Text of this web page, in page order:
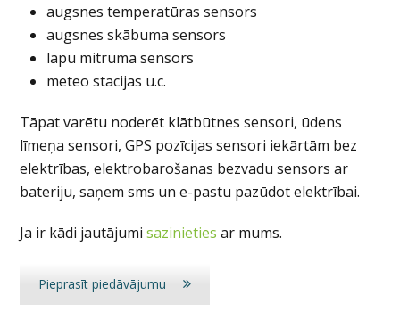
augsnes temperatūras sensors
augsnes skābuma sensors
lapu mitruma sensors
meteo stacijas u.c.
Tāpat varētu noderēt klātbūtnes sensori, ūdens
līmeņa sensori, GPS pozīcijas sensori iekārtām bez
elektrības, elektrobarošanas bezvadu sensors ar
bateriju, saņem sms un e-pastu pazūdot elektrībai.
Ja ir kādi jautājumisazinieties ar mums.
Pieprasīt piedāvājumu